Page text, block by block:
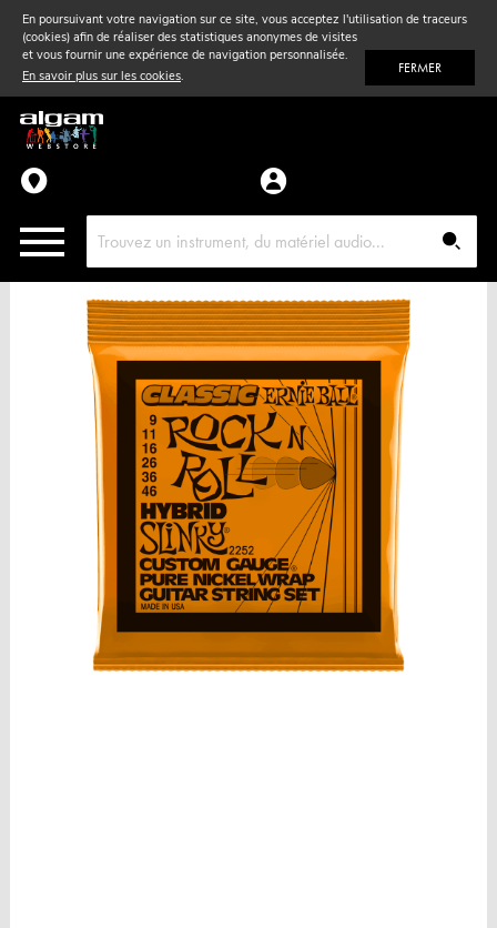
En poursuivant votre navigation sur ce site, vous acceptez l'utilisation de traceurs
(cookies) afin de réaliser des statistiques anonymes de visites
et vous fournir une expérience de navigation personnalisée.
En savoir plus sur les cookies. FERMER
Vent& Violon
Accessoires
Pièces détachées